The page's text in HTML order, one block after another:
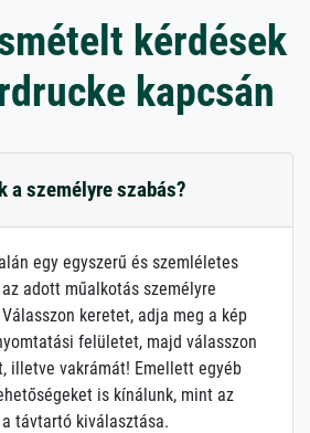
kérdések
kapcsán
a személyre szabás?
egy egyszerű és szemléletes
adott műalkotás személyre
keretet, adja meg a kép
felületet, majd válasszon
illetve vakrámát! Emellett egyéb
is kínálunk, mint az
távtartó kiválasztása.